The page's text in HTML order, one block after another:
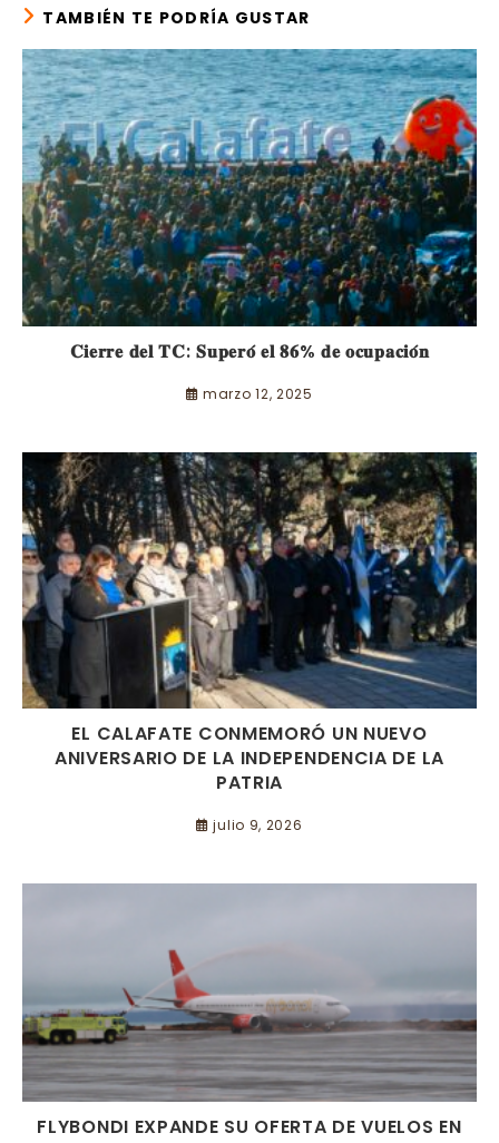
TAMBIÉN TE PODRÍA GUSTAR
𝐂𝐢𝐞𝐫𝐫𝐞 𝐝𝐞𝐥 𝐓𝐂: 𝐒𝐮𝐩𝐞𝐫𝐨́ 𝐞𝐥 𝟖𝟔% 𝐝𝐞 𝐨𝐜𝐮𝐩𝐚𝐜𝐢𝐨́𝐧
marzo 12, 2025
EL CALAFATE CONMEMORÓ UN NUEVO
ANIVERSARIO DE LA INDEPENDENCIA DE LA
PATRIA
julio 9, 2026
FLYBONDI EXPANDE SU OFERTA DE VUELOS EN